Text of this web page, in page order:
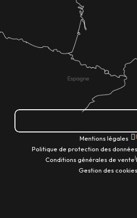
Mentions légales |
Politique de protection des
Conditions générales de vente|
Gestion des cookies